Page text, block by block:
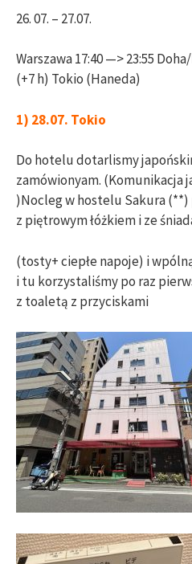
26. 07. – 27.07.
Warszawa 17:40 —> 23:55
(+7 h) Tokio (Haneda)
1) 28.07. Tokio
Do hotelu dotarlismy
zamówionyam. (Komunikacja
)Nocleg w hostelu Sakura
z piętrowym łóżkiem i ze
(tosty+ ciepłe napoje) i
i tu korzystaliśmy po raz
z toaletą z przyciskami